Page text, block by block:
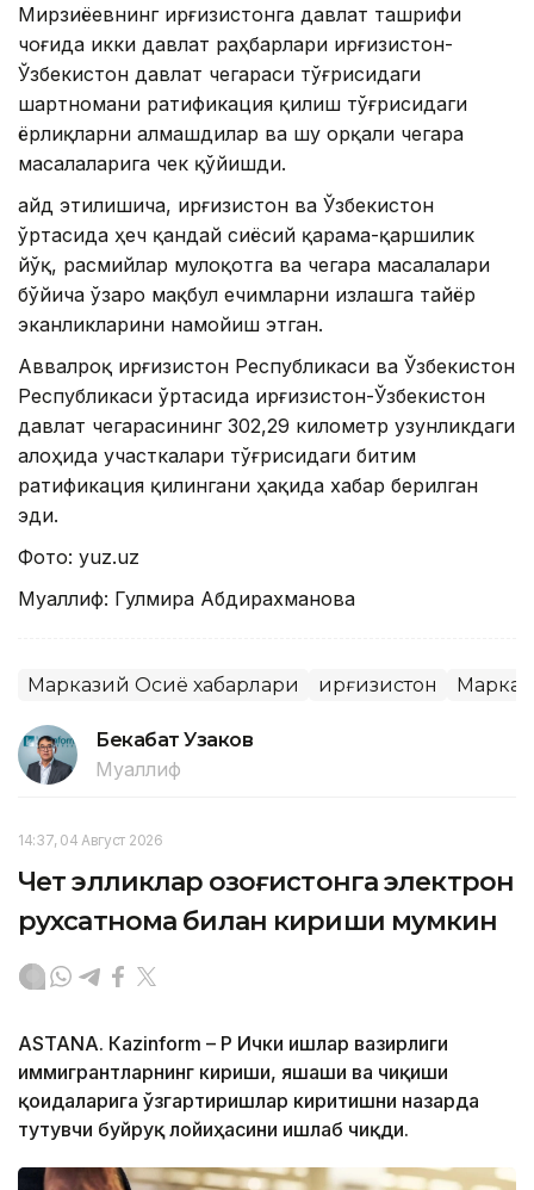
Мирзиёевнинг Қирғизистонга давлат ташрифи
чоғида икки давлат раҳбарлари Қирғизистон-
Ўзбекистон давлат чегараси тўғрисидаги
шартномани ратификация қилиш тўғрисидаги
ёрлиқларни алмашдилар ва шу орқали чегара
масалаларига чек қўйишди.
Қайд этилишича, Қирғизистон ва Ўзбекистон
ўртасида ҳеч қандай сиёсий қарама-қаршилик
йўқ, расмийлар мулоқотга ва чегара масалалари
бўйича ўзаро мақбул ечимларни излашга тайёр
эканликларини намойиш этган.
Аввалроқ Қирғизистон Республикаси ва Ўзбекистон
Республикаси ўртасида Қирғизистон-Ўзбекистон
давлат чегарасининг 302,29 километр узунликдаги
алоҳида участкалари тўғрисидаги битим
ратификация қилингани ҳақида хабар берилган
эди.
Фото: yuz.uz
Муаллиф: Гулмира Абдирахманова
Марказий Осиё хабарлари Қирғизистон
Бекабат Узаков
Муаллиф
14:37, 04 Август 2026
Чет элликлар Қозоғистонга электрон
рухсатнома билан кириши мумкин
ASTANА. Кazinform – ҚР Ички ишлар вазирлиги
иммигрантларнинг кириши, яшаши ва чиқиши
қоидаларига ўзгартиришлар киритишни назарда
тутувчи буйруқ лойиҳасини ишлаб чиқди.